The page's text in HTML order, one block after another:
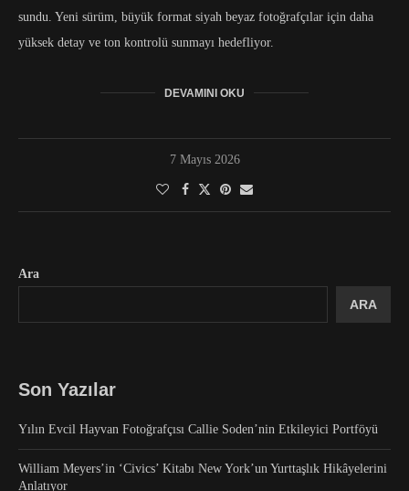
sundu. Yeni sürüm, büyük format siyah beyaz fotoğrafçılar için daha
yüksek detay ve ton kontrolü sunmayı hedefliyor.
DEVAMINI OKU
7 Mayıs 2026
Ara
ARA
Son Yazılar
Yılın Evcil Hayvan Fotoğrafçısı Callie Soden’nin Etkileyici Portföyü
William Meyers’in ‘Civics’ Kitabı New York’un Yurttaşlık Hikâyelerini
Anlatıyor